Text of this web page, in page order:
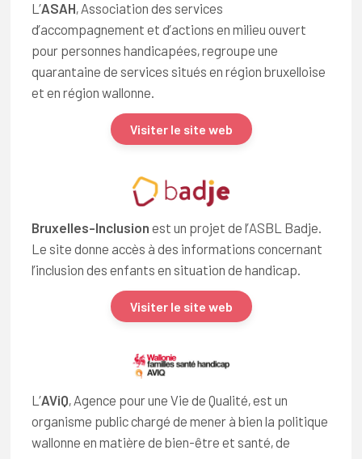
L’ASAH, Association des services
d’accompagnement et d’actions en milieu ouvert
pour personnes handicapées, regroupe une
quarantaine de services situés en région bruxelloise
et en région wallonne.
Visiter le site web
Bruxelles-Inclusion est un projet de l’ASBL Badje.
Le site donne accès à des informations concernant
l’inclusion des enfants en situation de handicap.
Visiter le site web
L’AViQ, Agence pour une Vie de Qualité, est un
organisme public chargé de mener à bien la politique
wallonne en matière de bien-être et santé, de